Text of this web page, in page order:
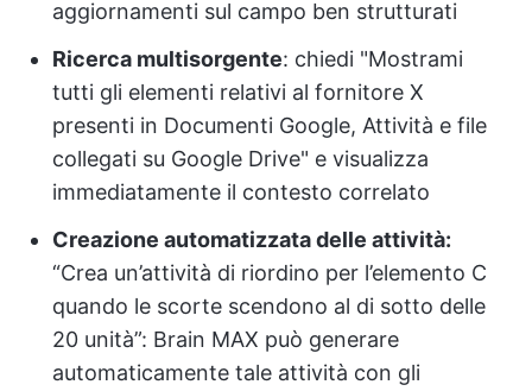
aggiornamenti sul campo ben strutturati
Ricerca multisorgente: chiedi "Mostrami
tutti gli elementi relativi al fornitore X
presenti in Documenti Google, Attività e file
collegati su Google Drive" e visualizza
immediatamente il contesto correlato
Creazione automatizzata delle attività:
“Crea un’attività di riordino per l’elemento C
quando le scorte scendono al di sotto delle
20 unità”: Brain MAX può generare
automaticamente tale attività con gli